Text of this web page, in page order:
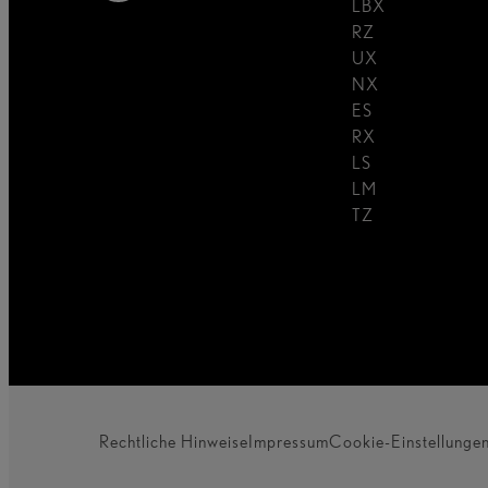
LBX
RZ
UX
NX
ES
RX
LS
LM
TZ
Rechtliche HinweiseImpressumCookie-